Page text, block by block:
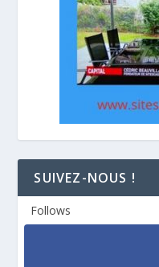
SUIVEZ-NOUS !
Follows